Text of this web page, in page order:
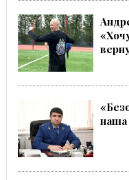
слёт
Ленобласти
чище, а себя —
наша